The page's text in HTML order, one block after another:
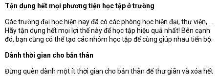
Tận dụng hết mọi phương tiện học tập ở trường
Các trường đại học hiện nay đã có các phòng học hiện đại, thư viện, ...
Hãy tận dụng hết mọi lợi thế này để học tập hiệu quả nhất! Bên cạnh
đó, bạn cũng có thể tạo các nhóm học tập để cùng giúp nhau tiến bộ.
Dành thời gian cho bản thân
Đừng quên dành một ít thời gian cho bản thân để thư giãn và xóa hết